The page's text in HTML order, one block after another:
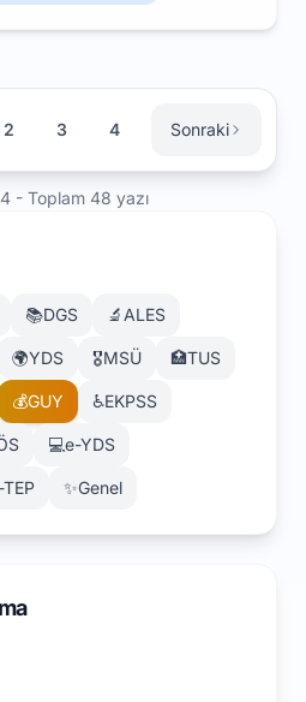
2 3 4 Sonraki
- Toplam 48 yazı
📚DGS 🔬 ALES
🌍YDS 🎖️MSÜ 🏥TUS
💰GUY ♿EKPSS
💻e-YDS
✨Genel